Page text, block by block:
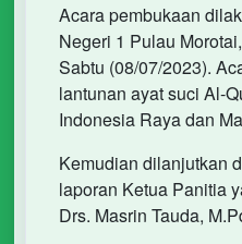
Acara pembukaan
Negeri 1 Pulau
Sabtu (08/07/2023).
lantunan ayat suci Al-
Indonesia Raya dan
Kemudian dilanjutkan
laporan Ketua Panitia
Drs. Masrin Tauda,